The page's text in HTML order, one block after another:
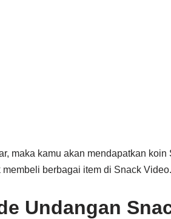
maka kamu akan mendapatkan
berbagai item di Snack Video.
Undangan